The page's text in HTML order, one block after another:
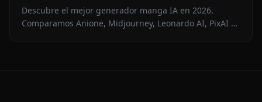
Descubre el mejor generador manga IA en 2026.
Comparamos Anione, Midjourney, Leonardo AI, PixAI y